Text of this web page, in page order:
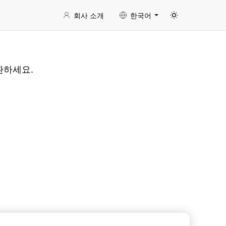
회사 소개 한국어
하세요.